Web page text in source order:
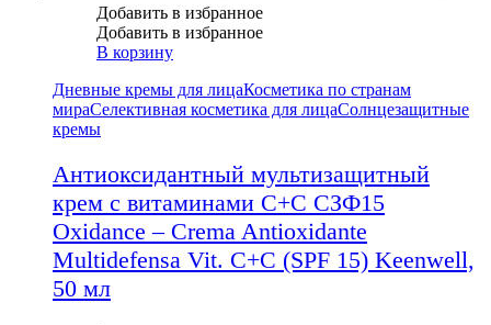
Добавить в избранное
Добавить в избранное
В корзину
Дневные кремы для лицаКосметика по странам
мираСелективная косметика для лицаСолнцезащитные
кремы
Антиоксидантный мультизащитный
крем с витаминами С+С СЗФ15
Oxidance – Crema Antioxidante
Multidefensa Vit. C+C (SPF 15) Keenwell,
50 мл